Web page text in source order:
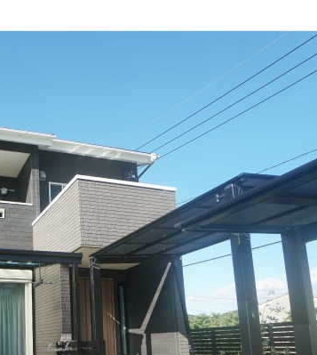
平屋
EDGE -エッジ-
nature -ナチュレ-
Rustic -ラスティック-
BETON -ベトン-
LUCE -ルーチェ-
AMBRE -アンブル-
GLAMP／グランプ
DESIGN CASA／デザインカーサ
DESIGN Y`sSTYLE / デザイン ワイズスタイル
建築家との家づくりQ＆A
ダイアリー
2026年
2025年
2024年